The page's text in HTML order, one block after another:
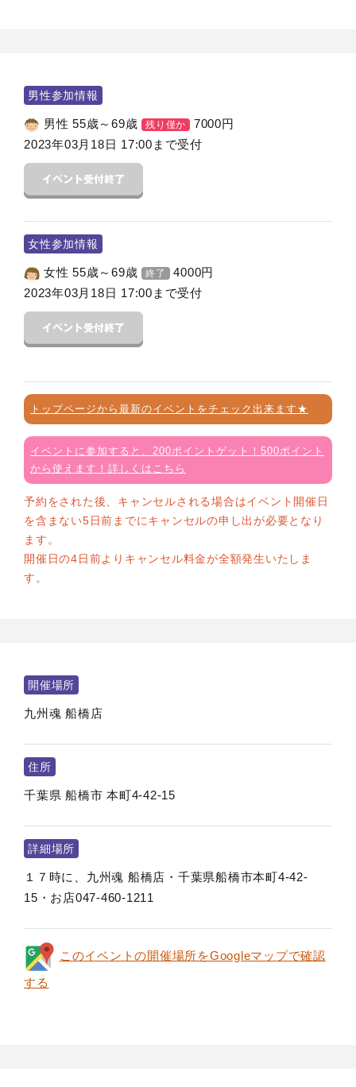
男性参加情報
男性 55歳～69歳 残り僅か 7000円
2023年03月18日 17:00まで受付
女性参加情報
女性 55歳～69歳 終了 4000円
2023年03月18日 17:00まで受付
トップページから最新のイベントをチェック出来ます★
イベントに参加すると、200ポイントゲット！500ポイント
から使えます！詳しくはこちら
予約をされた後、キャンセルされる場合はイベント開催日
を含まない5日前までにキャンセルの申し出が必要となり
ます。
開催日の4日前よりキャンセル料金が全額発生いたしま
す。
開催場所
九州魂 船橋店
住所
千葉県 船橋市 本町4-42-15
詳細場所
１７時に、九州魂 船橋店・千葉県船橋市本町4-42-
15・お店047-460-1211
このイベントの開催場所をGoogleマップで確認
する